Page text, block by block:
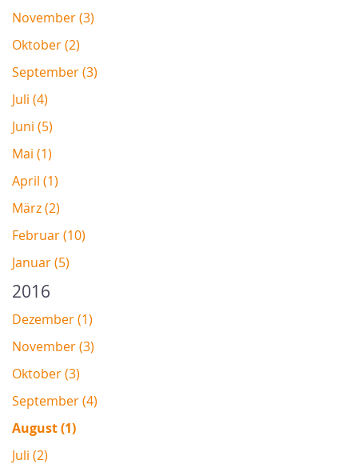
November (3)
Oktober (2)
September (3)
Juli (4)
Juni (5)
Mai (1)
April (1)
März (2)
Februar (10)
Januar (5)
2016
Dezember (1)
November (3)
Oktober (3)
September (4)
August (1)
Juli (2)